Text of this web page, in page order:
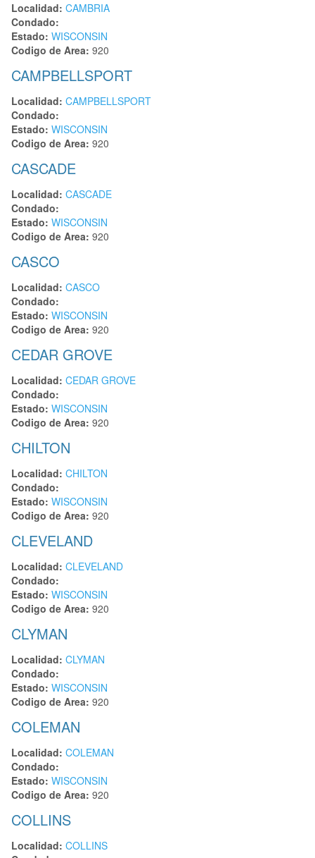
Localidad: CAMBRIA
Condado:
Estado: WISCONSIN
Codigo de Area: 920
CAMPBELLSPORT
Localidad: CAMPBELLSPORT
Condado:
Estado: WISCONSIN
Codigo de Area: 920
CASCADE
Localidad: CASCADE
Condado:
Estado: WISCONSIN
Codigo de Area: 920
CASCO
Localidad: CASCO
Condado:
Estado: WISCONSIN
Codigo de Area: 920
CEDAR GROVE
Localidad: CEDAR GROVE
Condado:
Estado: WISCONSIN
Codigo de Area: 920
CHILTON
Localidad: CHILTON
Condado:
Estado: WISCONSIN
Codigo de Area: 920
CLEVELAND
Localidad: CLEVELAND
Condado:
Estado: WISCONSIN
Codigo de Area: 920
CLYMAN
Localidad: CLYMAN
Condado:
Estado: WISCONSIN
Codigo de Area: 920
COLEMAN
Localidad: COLEMAN
Condado:
Estado: WISCONSIN
Codigo de Area: 920
COLLINS
Localidad: COLLINS